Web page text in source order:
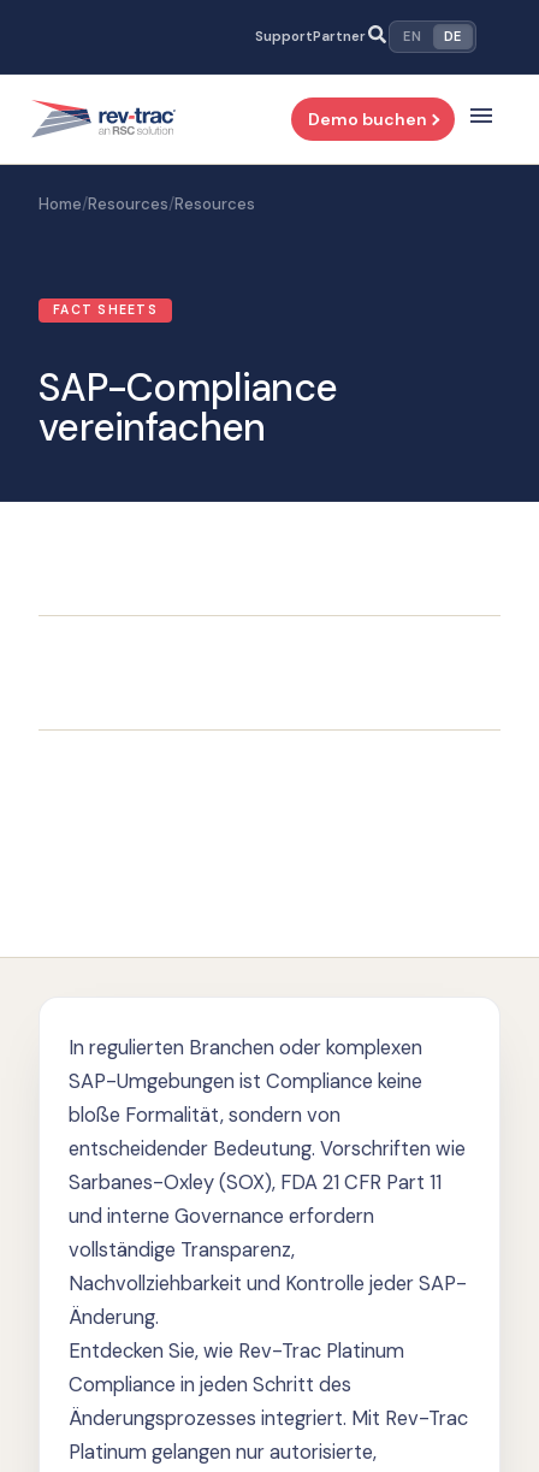
springen
SupportPartner EN DE
Demo buchen
Home/Resources/Resources
FACT SHEETS
SAP-Compliance
vereinfachen
In regulierten Branchen oder komplexen
SAP-Umgebungen ist Compliance keine
bloße Formalität, sondern von
entscheidender Bedeutung. Vorschriften wie
Sarbanes-Oxley (SOX), FDA 21 CFR Part 11
und interne Governance erfordern
vollständige Transparenz,
Nachvollziehbarkeit und Kontrolle jeder SAP-
Änderung.
Entdecken Sie, wie Rev-Trac Platinum
Compliance in jeden Schritt des
Änderungsprozesses integriert. Mit Rev-Trac
Platinum gelangen nur autorisierte,